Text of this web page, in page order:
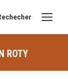
ROTY